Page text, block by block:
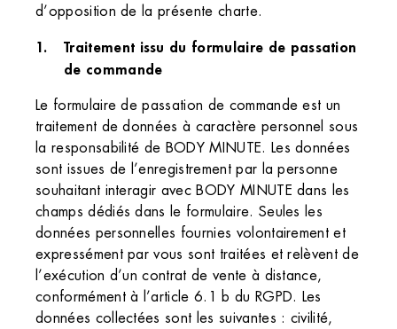
d’opposition de la présente charte.
Traitement issu du formulaire de passation
de commande
Le formulaire de passation de commande est un
traitement de données à caractère personnel sous
la responsabilité de BODY MINUTE. Les données
sont issues de l’enregistrement par la personne
souhaitant interagir avec BODY MINUTE dans les
champs dédiés dans le formulaire. Seules les
données personnelles fournies volontairement et
expressément par vous sont traitées et relèvent de
l’exécution d’un contrat de vente à distance,
conformément à l’article 6.1 b du RGPD. Les
données collectées sont les suivantes : civilité,